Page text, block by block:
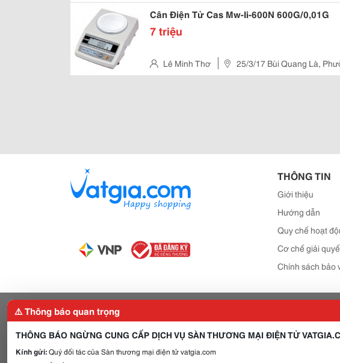
Cân Điện Tử Cas Mw-Ii-600N 600G/0,01G
7 triệu
Lê Minh Thơ
25/3/17 Bùi Quang Là,
Chí Minh, Việt Nam
THÔNG TIN
Giới thiệu
Hướng dẫn
Quy chế hoạt
Cơ chế giải
Chính sách bảo
⚠️ Thông báo quan trọng
THÔNG BÁO NGỪNG CUNG CẤP DỊCH VỤ SÀN THƯƠNG MẠI ĐIỆN TỬ
Kính gửi:Quý đối tác của Sàn thương mại điện tử vatgia.com